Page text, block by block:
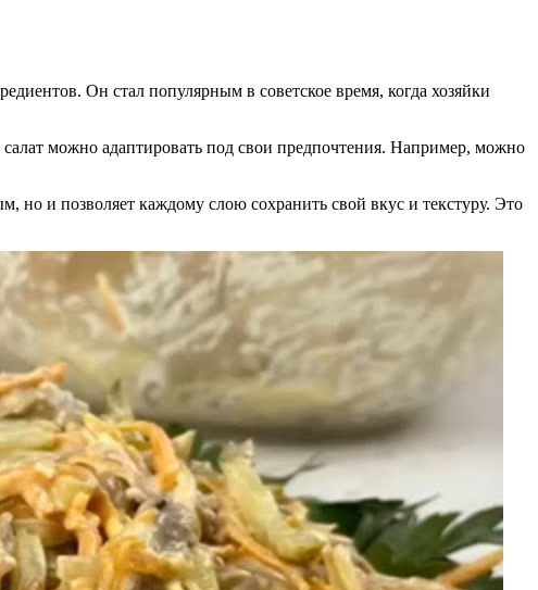
Он стал популярным в советское время, когда хозяйки
можно адаптировать под свои предпочтения. Например, можно
но и позволяет каждому слою сохранить свой вкус и текстуру. Это